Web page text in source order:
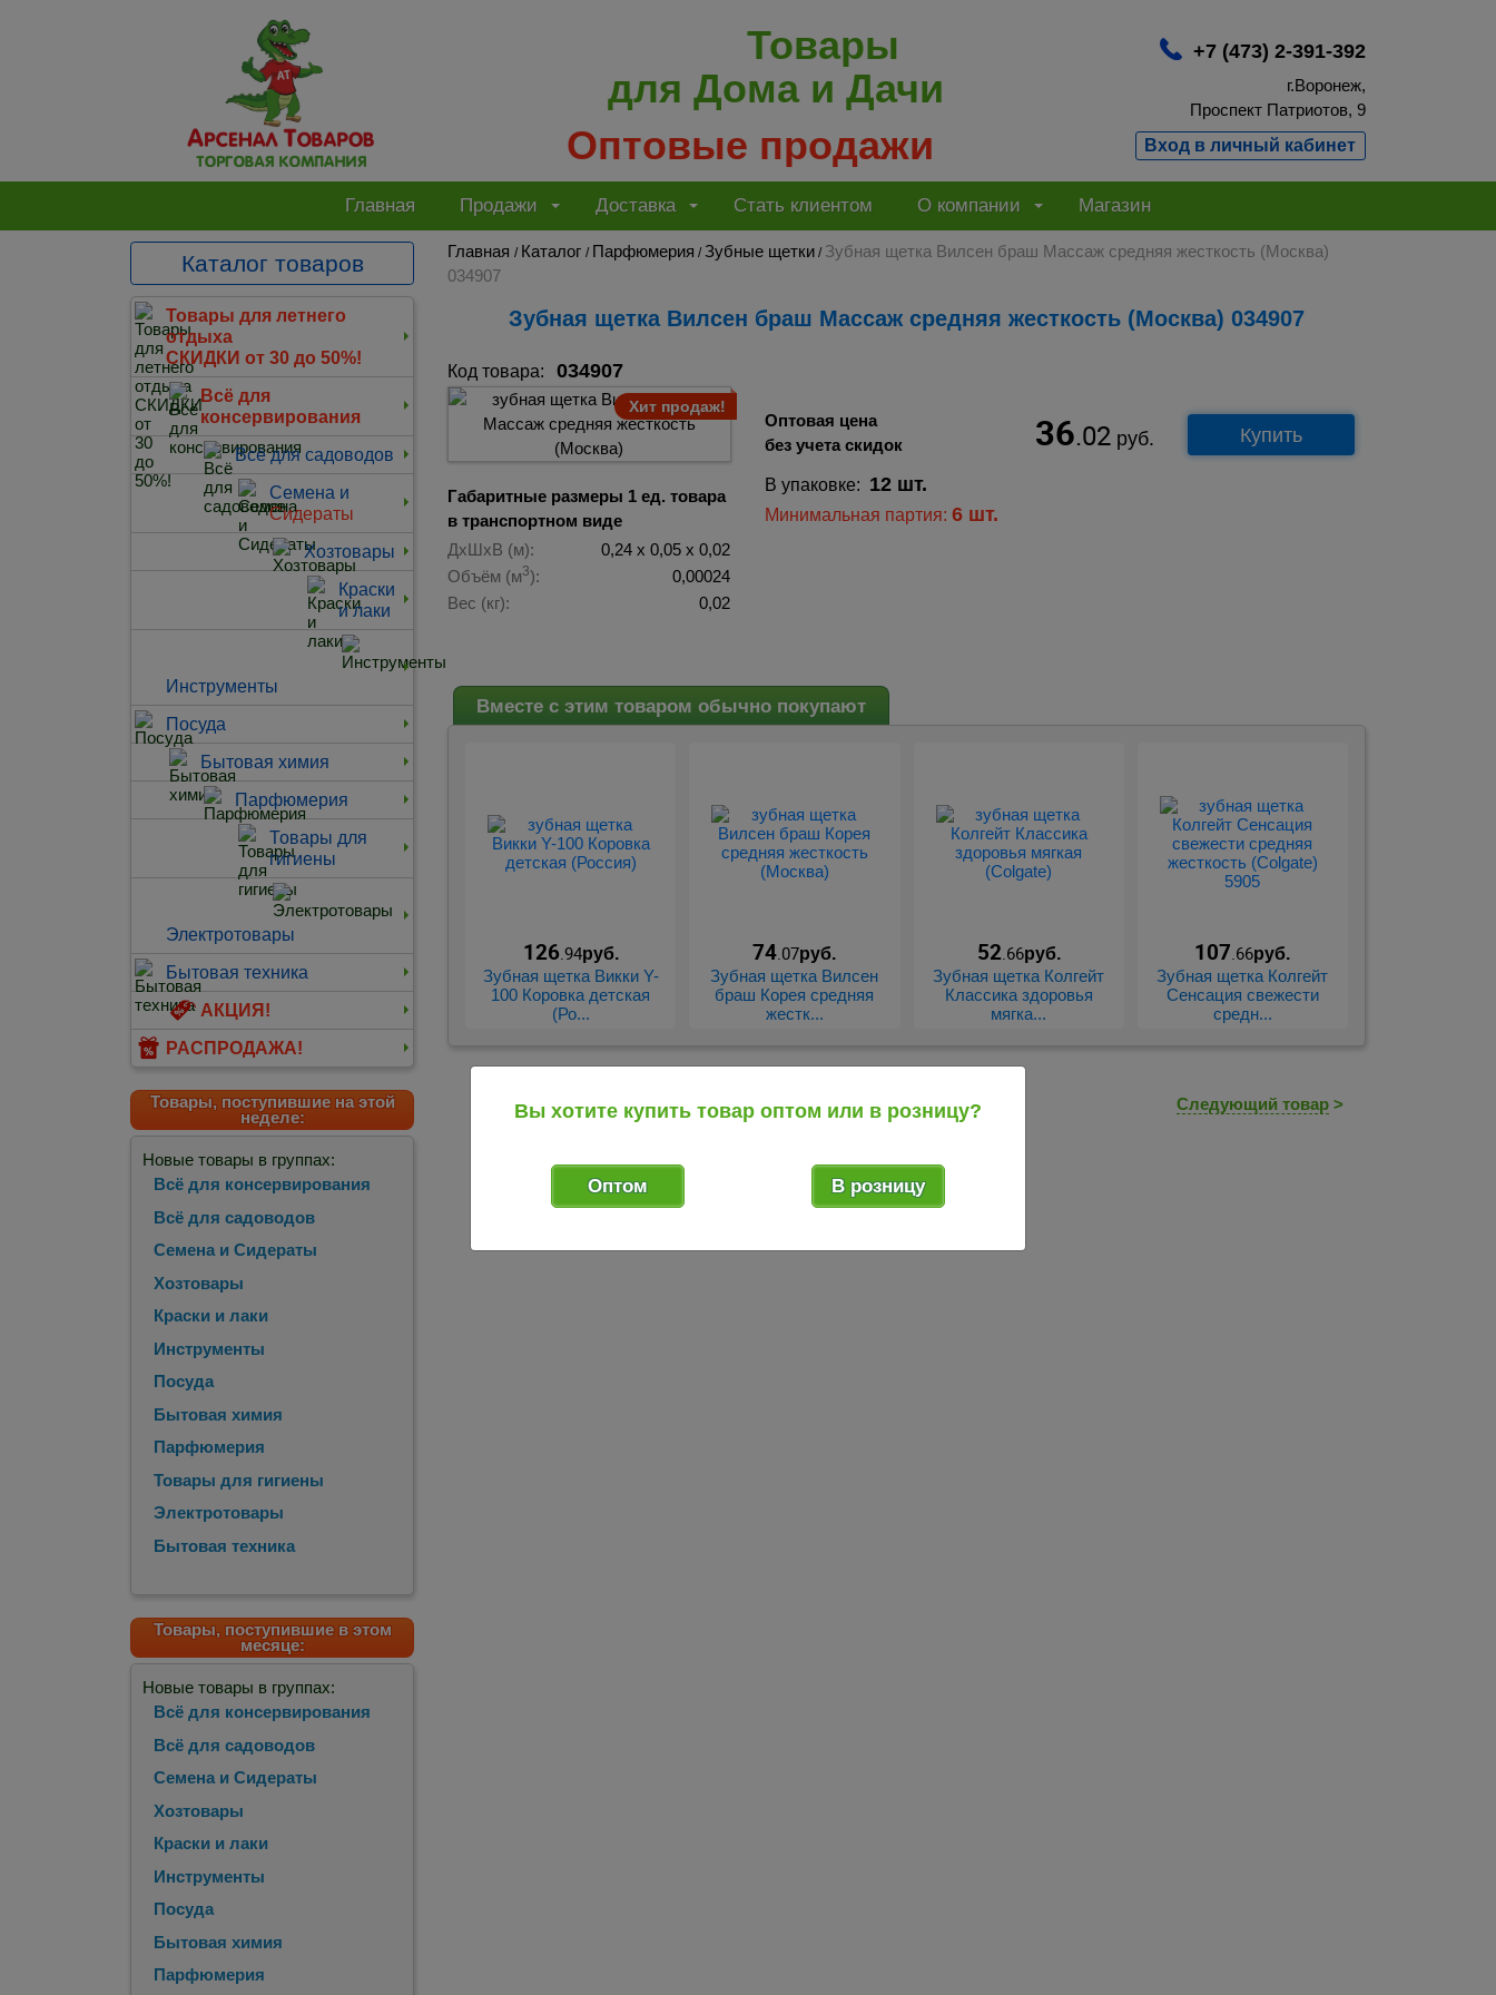
Товары
для Дома и Дачи
Оптовые продажи
+7 (473) 2-391-392
г.Воронеж,
Проспект Патриотов, 9
Вход в личный кабинет
Главная Продажи Доставка Стать клиентом О компании Магазин
Каталог товаров
Товары для летнего
отдыха
СКИДКИ от 30 до 50%!
Всё для
консервирования
Всё для садоводов
Семена и
Сидераты
Хозтовары
Краски
и лаки
Инструменты
Посуда
Бытовая химия
Парфюмерия
Товары для
гигиены
Электротовары
Бытовая техника
АКЦИЯ!
РАСПРОДАЖА!
Товары, поступившие на этой
неделе:
Новые товары в группах:
Всё для консервирования
Всё для садоводов
Семена и Сидераты
Хозтовары
Краски и лаки
Инструменты
Посуда
Бытовая химия
Парфюмерия
Товары для гигиены
Электротовары
Бытовая техника
Товары, поступившие в этом
месяце:
Новые товары в группах:
Всё для консервирования
Всё для садоводов
Семена и Сидераты
Хозтовары
Краски и лаки
Инструменты
Посуда
Бытовая химия
Парфюмерия
Главная / Каталог / Парфюмерия / Зубные щетки / Зубная щетка Вилсен браш Массаж средняя жесткость (Москва)
034907
Зубная щетка Вилсен браш Массаж средняя жесткость (Москва) 034907
Код товара: 034907
Хит продаж!
Габаритные размеры 1 ед. товара
в транспортном виде
ДхШхВ (м):
0,24 х 0,05 х 0,02
Объём (м3):
0,00024
Вес (кг):
0,02
Оптовая цена
без учета скидок
36.02руб. Купить
В упаковке: 12 шт.
Минимальная партия: 6 шт.
Вместе с этим товаром обычно покупают
126.94руб.
Зубная щетка Викки Y-
100 Коровка детская
(Ро...
74.07руб.
Зубная щетка Вилсен
браш Корея средняя
жестк...
52.66руб.
Зубная щетка Колгейт
Классика здоровья
мягка...
107.66руб.
Зубная щетка Колгейт
Сенсация свежести
средн...
Следующий товар >
Вы хотите купить товар оптом или в розницу?
Оптом В розницу